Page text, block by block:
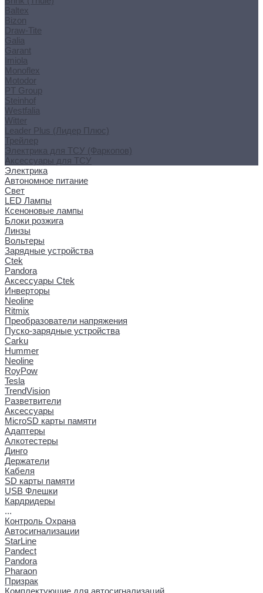
Baltex
Bizon
Draw-Tite
Galia
Garant
Imiola
Monoflex
Motodor
PT Group
Steinhof
Westfalia
Witter
Leader Plus (Лидер Плюс)
Трейлер
Электрика для ТСУ (Фаркопов)
Аксессуары для ТСУ
Электрика
Автономное питание
Свет
LED Лампы
Ксеноновые лампы
Блоки розжига
Линзы
Вольтеры
Зарядные устройства
Ctek
Pandora
Аксессуары Ctek
Инверторы
Neoline
Ritmix
Преобразователи напряжения
Пуско-зарядные устройства
Carku
Hummer
Neoline
RoyPow
Tesla
TrendVision
Разветвители
Аксессуары
MicroSD карты памяти
Адаптеры
Алкотестеры
Динго
Держатели
Кабеля
SD карты памяти
USB Флешки
Кардридеры
...
Контроль Охрана
Автосигнализации
StarLine
Pandect
Pandora
Pharaon
Призрак
Комплектующие для автосигнализаций